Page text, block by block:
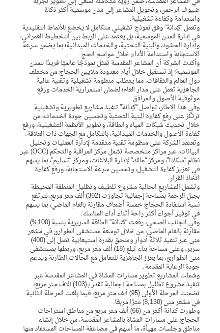
ضيوف الرحمن، وتحويل المشاعر إلى مدن موسمية أكثر ذكاءً
واستدامة وكفاءة تشغيلية.
وتعمل “كِدانة” وفق نموذج تشغيلي متكامل لا يخضع للأنماط التقليدية
في إدارة المدن الموسمية، بل يعتمد على الربط بين التخطيط العمراني،
وإدارة الحشود، والبنية التحتية، والخدمات الميدانية؛ بما يضمن سرعة
الاستجابة واستدامة الأداء خلال مواسم الحج.
وأكدت الشركة أن المشاعر المقدسة تمثل نموذجًا عالميًا فريدًا للمدن
الموسمية؛ إذ تستقبل خلال أيام معدودة ملايين الحجاج من مختلف
دول العالم والثقافات، مما يتطلب منظومة تشغيلية وتقنية عالية
الجاهزية تعمل على مدار العام؛ لضمان استمرارية الخدمات ورفع
موثوقية الأصول والمرافق.
وفي هذا الإطار، تواصل “كِدانة” تنفيذ مشاريع تطويرية وتشغيلية
ترتكز على رفع كفاءة البنية التحتية وتحسين جودة الخدمات، من
خلال تحديث شبكات المياه والطاقة، وتطوير الأنظمة التشغيلية، ورفع
كفاءة الأصول والخدمات الميدانية، بالتكامل مع الجهات ذات العلاقة.
وتعتمد الشركة على منظومة تقنية متقدمة لإدارة العمليات وتحليل
البيانات، عبر مراكز متخصصة تشمل مركز المراقبة والتحكم (OCC) عبر
نظام “سكادا”، ومركز “مالك” لإدارة البلاغات، ومركز “تسليم”، بما يسهم
في تعزيز كفاءة التشغيل، وتحسين سرعة الاستجابة، ورفع كفاءة
اتخاذ القرار.
وتشمل المشاريع الحالية مشروع تلطيف وتظليل المنطقة المحيطة
بجبل الرحمة بمساحة إجمالية تجاوزت (392) ألف متر مربع، لترتفع
نسبة استفادة الحجاج خمسة أضعاف مقارنة بالعام الماضي، بما يسهم
في توفير أجواء أكثر راحة أثناء أداء المناسك.
وفي الجانب الصحي، رفعت “كدانة” الطاقة السريرية بنسبة (100%)
مقارنة بالعام الماضي، من خلال توسعة مستشفى الطوارئ في مشعر
منى عبر تنفيذ ثلاثة أدوار وملحق بقدرة استيعابية تصل إلى (400)
سرير، وعلى مساحة بناء تبلغ (18) ألف متر مربع، وربطها بمستشفى
منى الطوارئ، بما يعزز الجاهزية للتعامل مع الحالات الطارئة ويدعم
جودة الرعاية المقدمة.
وشملت المشاريع تطوير مسارات المشاة في المشاعر المقدسة عبر
تنفيذ مشروع تظليل بمساحة إجمالية تقدر بـ(103) آلاف متر مربع،
تضمنت المرحلة الأولى (95) ألف متر مربع، فيما بلغت المرحلة الثانية
في مشعر منى (8,130) مترًا مربعًا.
وطورت كدانة أكثر من (66) ألف متر مربع من مناطق استراحات
الحجاج على مسارات المشاة بالمشاعر المقدسة، من خلال إنشاء
مناطق وجلسات مهيأة، ما أسهم في مضاعفة المساحات المستفاد منها